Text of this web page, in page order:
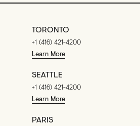
TORONTO
+1 (416) 421-4200
Learn More
SEATTLE
+1 (416) 421-4200
Learn More
PARIS